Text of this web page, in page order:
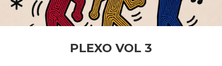
PLEXO VOL 3